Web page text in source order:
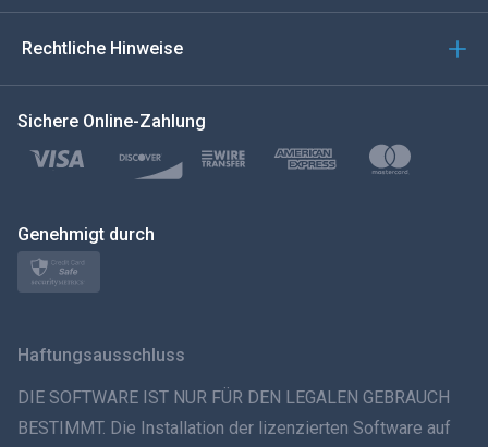
Türkçe
Polski
日本
ภาษาไทย
Rechtliche Hinweise
Sichere Online-Zahlung
Genehmigt durch
Haftungsausschluss
DIE SOFTWARE IST NUR FÜR DEN LEGALEN GEBRAUCH
BESTIMMT. Die Installation der lizenzierten Software auf